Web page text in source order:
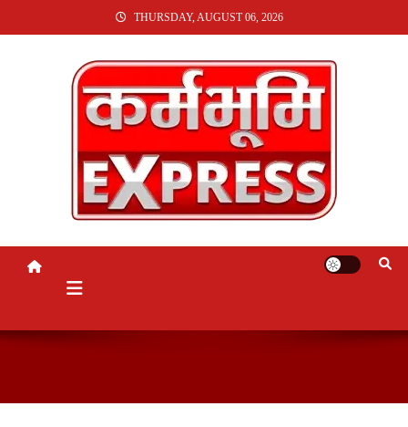
TO
THURSDAY, AUGUST 06, 2026
KARMABHUMI EXPRESS